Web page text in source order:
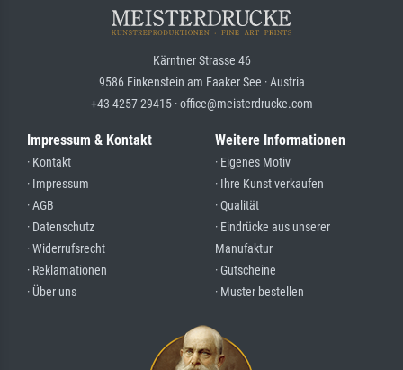
Kärntner Strasse 46
9586 Finkenstein am Faaker See · Austria
+43 4257 29415 · office@meisterdrucke.com
Impressum & Kontakt
· Kontakt
· Impressum
· AGB
· Datenschutz
· Widerrufsrecht
· Reklamationen
· Über uns
Weitere Informationen
· Eigenes Motiv
· Ihre Kunst verkaufen
· Qualität
· Eindrücke aus unserer
Manufaktur
· Gutscheine
· Muster bestellen